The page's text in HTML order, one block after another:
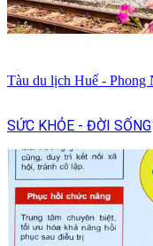
Tàu du lịch Huế - Phong
SỨC KHỎE - ĐỜI SỐNG